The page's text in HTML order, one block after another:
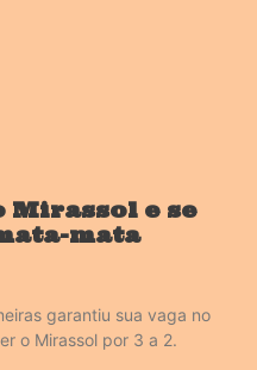
Mirassol e se
mata
garantiu sua vaga no
o Mirassol por 3 a 2.